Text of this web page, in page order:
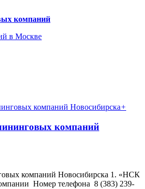
в Москве
+
компаний
компаний Новосибирска 1. «НСК
Номер телефона 8 (383) 239-